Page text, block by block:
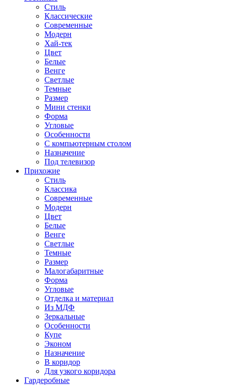
Стиль
Классические
Современные
Модерн
Хай-тек
Цвет
Белые
Венге
Светлые
Темные
Размер
Мини стенки
Форма
Угловые
Особенности
С компьютерным столом
Назначение
Под телевизор
Прихожие
Стиль
Классика
Современные
Модерн
Цвет
Белые
Венге
Светлые
Темные
Размер
Малогабаритные
Форма
Угловые
Отделка и материал
Из МДФ
Зеркальные
Особенности
Купе
Эконом
Назначение
В коридор
Для узкого коридора
Гардеробные